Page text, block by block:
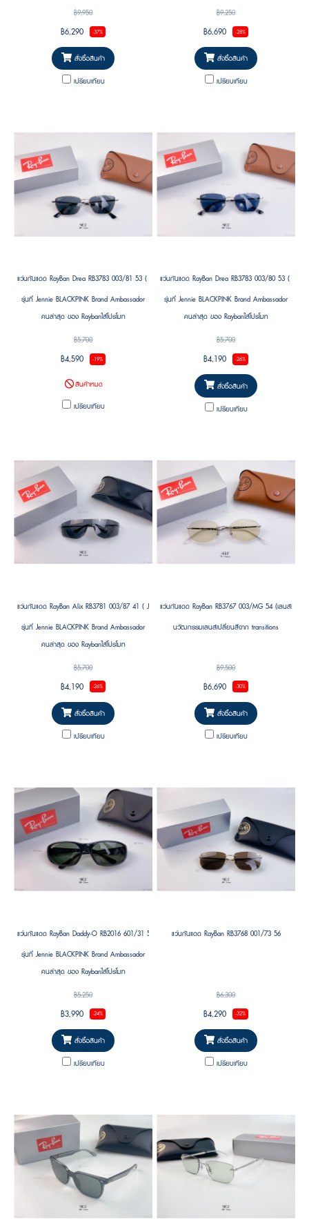
Deluxe อันเป็นตำนาน พร้อมแพ็กเกจพิเศษเฉพาะ
คอลเลกชัน
฿9,950
฿6,290 -37%
สั่งซื้อสินค้า
เปรียบเทียบ
฿9,250
฿6,690 -28%
สั่งซื้อสินค้า
เปรียบเทียบ
แว่นกันแดด RayBan Drea RB3783 003/81 53 ( Jennie (BLACKPINK)’s Pick )
รุ่นที่ Jennie BLACKPINK Brand Ambassador
คนล่าสุด ของ Raybanใส่โปรโมท
฿5,700
฿4,590 -19%
สินค้าหมด
เปรียบเทียบ
แว่นกันแดด RayBan Drea RB3783 003/80 53 (
รุ่นที่ Jennie BLACKPINK Brand Ambassador
คนล่าสุด ของ Raybanใส่โปรโมท
฿5,700
฿4,190 -26%
สั่งซื้อสินค้า
เปรียบเทียบ
แว่นกันแดด RayBan Alix RB3781 003/87 41 ( Jennie (BLACKPINK)’s Pick )
รุ่นที่ Jennie BLACKPINK Brand Ambassador
คนล่าสุด ของ Raybanใส่โปรโมท
฿5,700
฿4,190 -26%
สั่งซื้อสินค้า
เปรียบเทียบ
แว่นกันแดด RayBan RB3767 003/MG 54 (เลนส์เปลี่ย
นวัฒกรรมเลนส์เปลี่ยนสีจาก transitions
฿9,500
฿6,690 -30%
สั่งซื้อสินค้า
เปรียบเทียบ
แว่นกันแดด RayBan Daddy-O RB2016 601/31 59 ( Jennie (BLACKPINK)’s Pick )
รุ่นที่ Jennie BLACKPINK Brand Ambassador
คนล่าสุด ของ Raybanใส่โปรโมท
฿5,250
฿3,990 -24%
สั่งซื้อสินค้า
เปรียบเทียบ
แว่นกันแดด RayBan RB3768 001/73 56
฿6,300
฿4,290 -32%
สั่งซื้อสินค้า
เปรียบเทียบ